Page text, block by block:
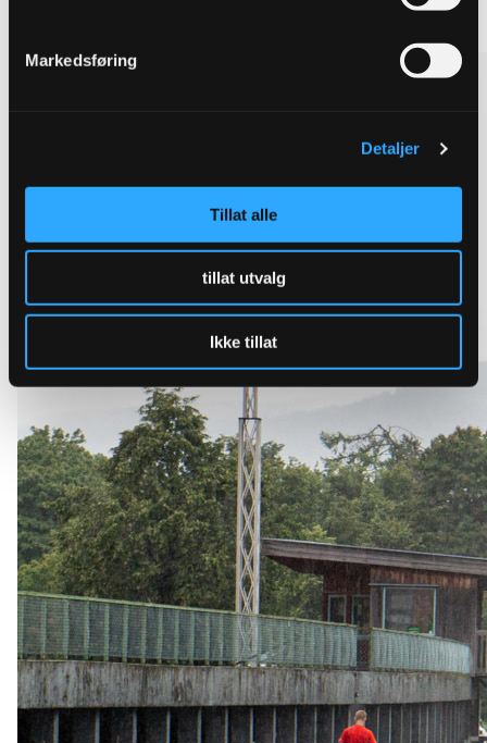
Markedsføring
Detaljer
Tillat alle
tillat utvalg
Ikke tillat